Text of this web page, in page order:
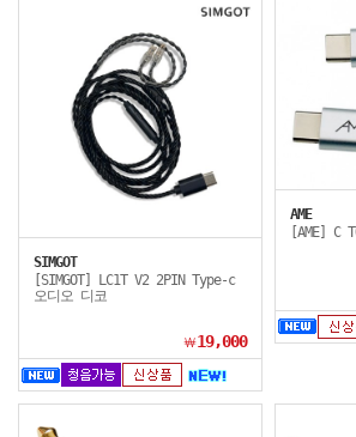
SIMGOT
[SIMGOT] LC1T V2 2PIN Type-c
오디오 디코
￦19,000
AME
[AME] C